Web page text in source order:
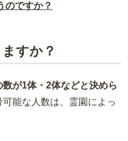
のですか？
すか？
が1体・2体などと決めら
可能な人数は、霊園によっ